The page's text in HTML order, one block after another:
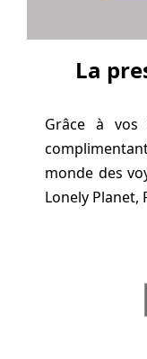
La
Grâce à vos
monde des
Lonely Planet,